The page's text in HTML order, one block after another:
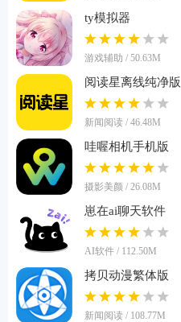
ty模拟器
游戏辅助 / 50.63M
阅读星离线纯净版
新闻阅读 / 46.48M
哇喔相机手机版
摄影美颜 / 26.08M
崽在ai聊天软件
AI软件 / 112.50M
拷贝动漫繁体版
新闻阅读 / 108.77M